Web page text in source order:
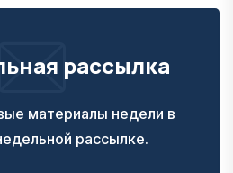
рассылка
материалы недели в
рассылке.